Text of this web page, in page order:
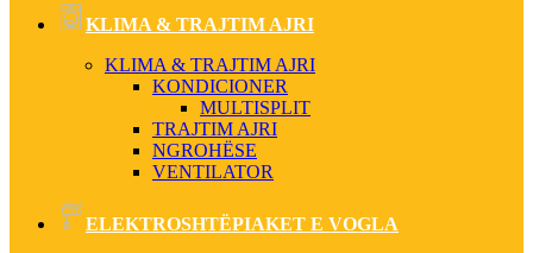
KLIMA & TRAJTIM AJRI
KLIMA & TRAJTIM AJRI
KONDICIONER
MULTISPLIT
TRAJTIM AJRI
NGROHËSE
VENTILATOR
ELEKTROSHTËPIAKET E VOGLA